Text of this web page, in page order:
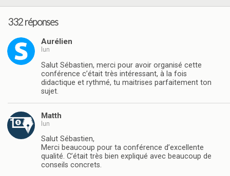
332 réponses
Aurélien
lun
Salut Sébastien, merci pour avoir organisé cette
conférence c’était très intéressant, à la fois
didactique et rythmé, tu maitrises parfaitement ton
sujet.
Matth
lun
Salut Sébastien,
Merci beaucoup pour ta conférence d’excellente
qualité. C’était très bien expliqué avec beaucoup de
conseils concrets.